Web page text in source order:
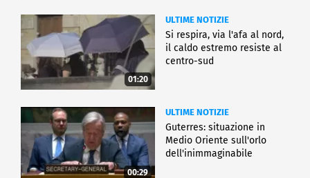
01:20
ULTIME NOTIZIE
Si respira, via l'afa al nord,
il caldo estremo resiste al
centro-sud
00:29
ULTIME NOTIZIE
Guterres: situazione in
Medio Oriente sull'orlo
dell'inimmaginabile